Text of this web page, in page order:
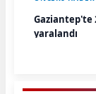
Gaziantep'te
yaralandı